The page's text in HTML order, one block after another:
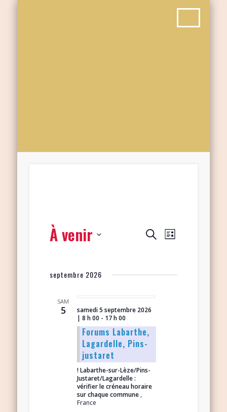
Recherche
Évènements
RechercheNavigation
Liste
À venir
date.
septembre 2026
SAM
5
samedi 5 septembre 2026
| 8 h 00 - 17 h 00
Forums Labarthe,
Lagardelle, Pins-
justaret
! Labarthe-sur-Lèze/Pins-
Justaret/Lagardelle :
vérifier le créneau horaire
sur chaque commune ,
France